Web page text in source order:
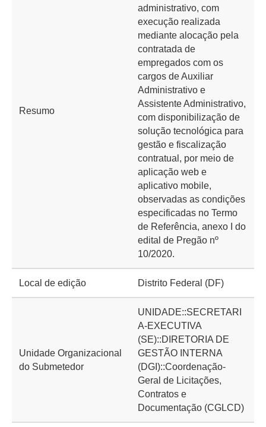
Resumo
administrativo, com
execução realizada
mediante alocação pela
contratada de
empregados com os
cargos de Auxiliar
Administrativo e
Assistente Administrativo,
com disponibilização de
solução tecnológica para
gestão e fiscalização
contratual, por meio de
aplicação web e
aplicativo mobile,
observadas as condições
especificadas no Termo
de Referência, anexo I do
edital de Pregão nº
10/2020.
Local de edição Distrito Federal (DF)
Unidade Organizacional
do Submetedor
UNIDADE::SECRETARI
A-EXECUTIVA
(SE)::DIRETORIA DE
GESTÃO INTERNA
(DGI)::Coordenação-
Geral de Licitações,
Contratos e
Documentação (CGLCD)